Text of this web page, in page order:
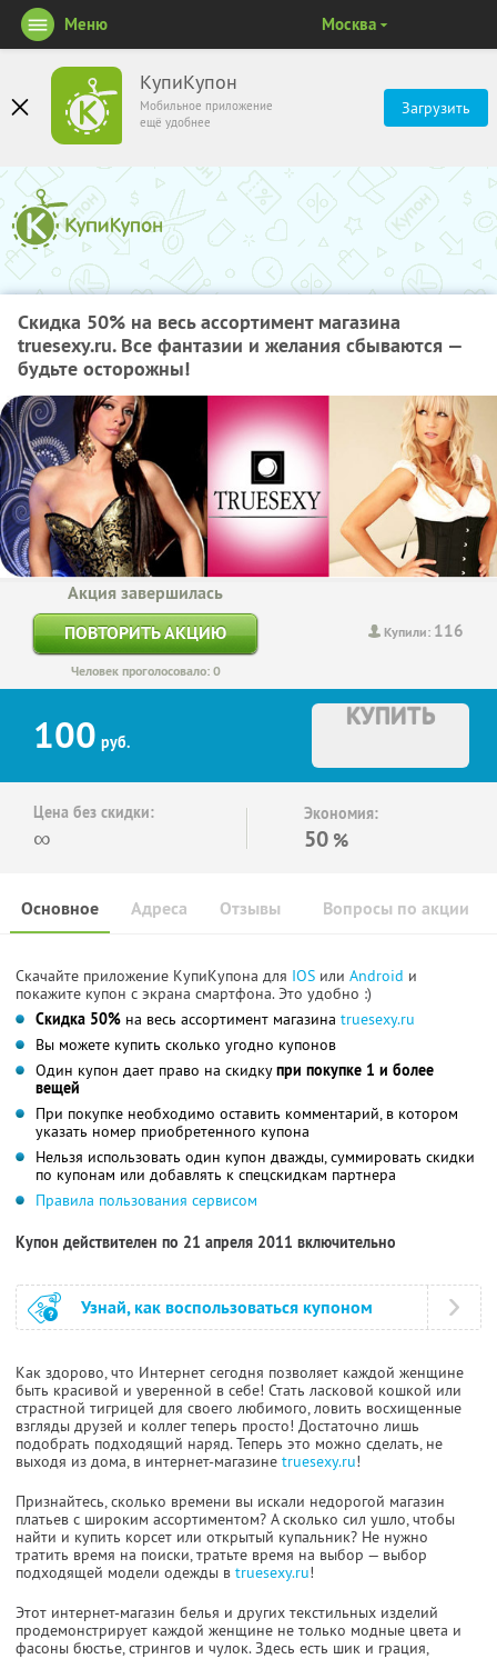
КупиКупон
Мобильное приложение
ещё удобнее
Загрузить
Меню Москва
Скидка 50% на весь ассортимент магазина
truesexy.ru. Все фантазии и желания сбываются —
будьте осторожны!
Купили: 116
Акция завершилась
ПОВТОРИТЬ АКЦИЮ
Человек проголосовало: 0
100 руб.
КУПИТЬ
Цена без скидки:
∞
Экономия:
50 %
Основное Отзывы Вопросы по акции
Адреса
Скачайте приложение КупиКупона для IOS или Android и
покажите купон с экрана смартфона. Это удобно :)
Скидка 50% на весь ассортимент магазина truesexy.ru
Вы можете купить сколько угодно купонов
Один купон дает право на скидкупри покупке 1 и более
вещей
При покупке необходимо оставить комментарий, в котором
указать номер приобретенного купона
Нельзя использовать один купон дважды, суммировать скидки
по купонам или добавлять к спецскидкам партнера
Правила пользования сервисом
Купон действителен по 21 апреля 2011 включительно
Узнай, как воспользоваться купоном
Как здорово, что Интернет сегодня позволяет каждой женщине
быть красивой и уверенной в себе! Стать ласковой кошкой или
страстной тигрицей для своего любимого, ловить восхищенные
взгляды друзей и коллег теперь просто! Достаточно лишь
подобрать подходящий наряд. Теперь это можно сделать, не
выходя из дома, в интернет-магазине truesexy.ru!
Признайтесь, сколько времени вы искали недорогой магазин
платьев с широким ассортиментом? А сколько сил ушло, чтобы
найти и купить корсет или открытый купальник? Не нужно
тратить время на поиски, тратьте время на выбор — выбор
подходящей модели одежды в truesexy.ru!
Этот интернет-магазин белья и других текстильных изделий
продемонстрирует каждой женщине не только модные цвета и
фасоны бюстье, стрингов и чулок. Здесь есть шик и грация,